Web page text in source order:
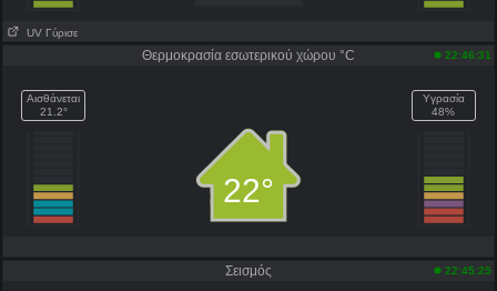
UV Γύρισε
Θερμοκρασία εσωτερικού χώρου °C 22:46:31
Αισθάνεται
21.2°
22°
Υγρασία
48%
Σεισμός 22:45:25